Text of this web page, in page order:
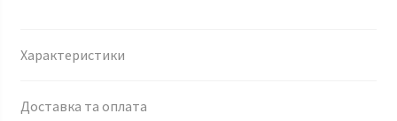
Характеристики
Доставка та оплата